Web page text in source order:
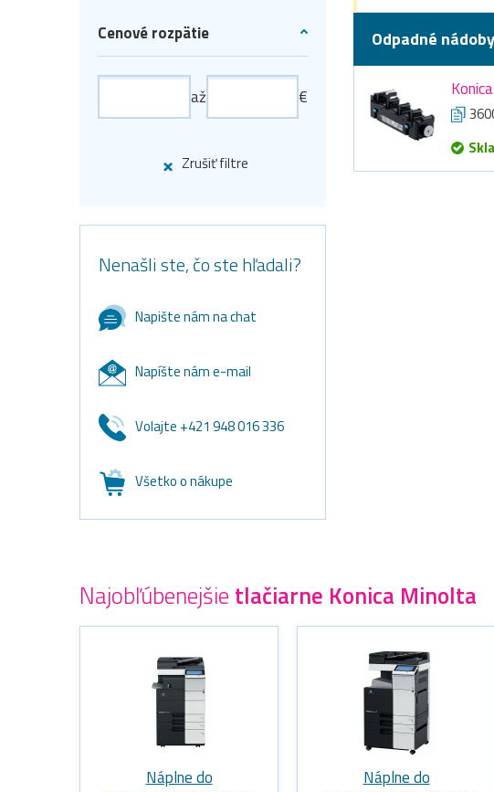
Cenové rozpätie
až €
Zrušiť filtre
Nenašli ste, čo ste hľadali?
Napište nám na chat
Napíšte nám e-mail
Volajte +421 948 016 336
Všetko o nákupe
Odpadné nádoby
Najobľúbenejšie tlačiarne Konica Minolta
Náplne do
Náplne do